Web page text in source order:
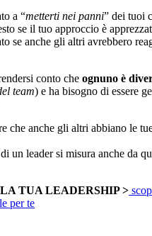
a “metterti nei panni” dei tuoi
se il tuo approccio è
se anche gli altri avrebbero
conto che ognuno è
team) e ha bisogno di essere
che anche gli altri abbiano le
un leader si misura anche da
TUA LEADERSHIP >
per te